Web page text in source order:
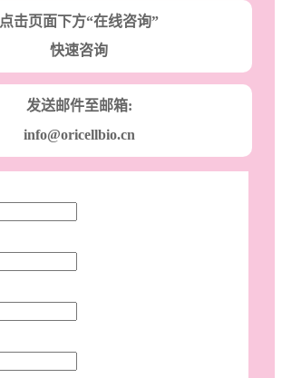
点击页面下方“在线咨询”
快速咨询
发送邮件至邮箱:
info@oricellbio.cn